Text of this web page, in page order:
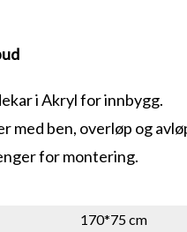
i Akryl for innbygg.
med ben, overløp og
for montering.
170*75 cm